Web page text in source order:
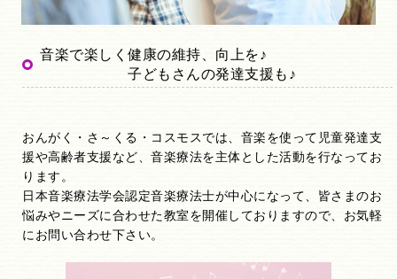
音楽で楽しく健康の維持、向上を♪
子どもさんの発達支援も♪
おんがく・さ～くる・コスモスでは、音楽を使って児童発達支
援や高齢者支援など、音楽療法を主体とした活動を行なってお
ります。
日本音楽療法学会認定音楽療法士が中心になって、皆さまのお
悩みやニーズに合わせた教室を開催しておりますので、お気軽
にお問い合わせ下さい。